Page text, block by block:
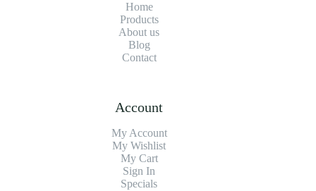
Home
Products
About us
Blog
Contact
Account
My Account
My Wishlist
My Cart
Sign In
Specials